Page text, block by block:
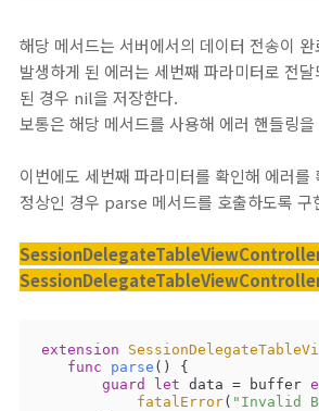
해당 메서드는 서버에서의 데이터 전송이
발생하게 된 에러는 세번째 파라미터로 전
된 경우 nil을 저장한다.
보통은 해당 메서드를 사용해 에러 핸들링
이번에도 세번째 파라미터를 확인해 에러를
정상인 경우 parse 메서드를 호출하도록 구
extension
func
parse ()
{
guard
let data = buffer
fatalError( "Invalid